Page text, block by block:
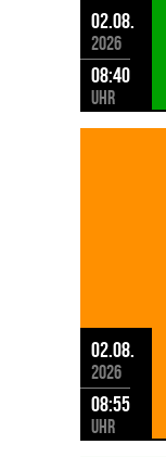
02.08.
2026
08:40
Uhr
02.08.
2026
08:55
Uhr